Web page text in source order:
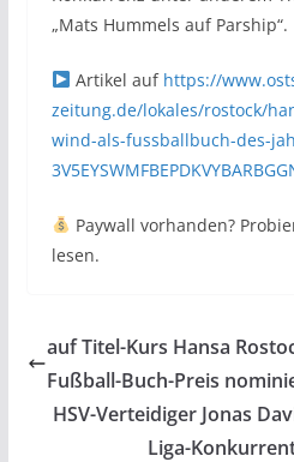
„Mats Hummels auf Parship“.
Artikel auf https://
zeitung.de/lokales/rostock/
wind-als-fussballbuch-des-
Paywall vorhanden?
lesen.
auf Titel-Kurs Hansa
Fußball-Buch-Preis
HSV-Verteidiger Jonas
Liga-